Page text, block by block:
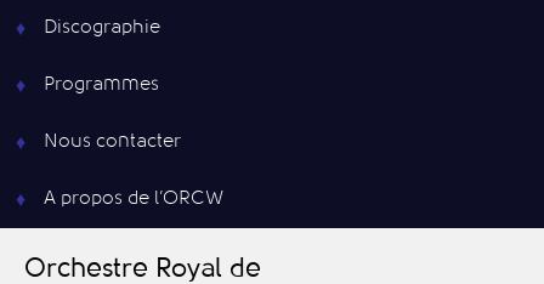
Discographie
Programmes
Nous contacter
A propos de l’ORCW
Orchestre Royal de